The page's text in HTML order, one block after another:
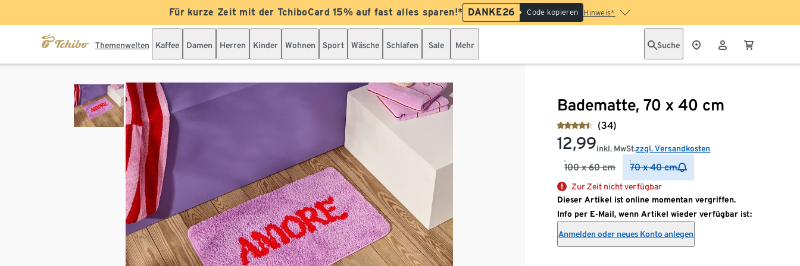
Für kurze Zeit mit der TchiboCard 15% auf fast alles sparen!* DANKE26 Code kopieren Hinweis*
Themenwelten Kaffee Damen Herren Kinder Wohnen Sport Wäsche Schlafen Sale Mehr Suche
Badematte, 70 x 40 cm
(34)
12,99inkl. MwSt.zzgl. Versandkosten
100 x 60 cm 70 x 40 cm
Zur Zeit nicht verfügbar
Dieser Artikel ist online momentan vergriffen.
Info per E-Mail, wenn Artikel wieder verfügbar ist:
Anmelden oder neues Konto anlegen